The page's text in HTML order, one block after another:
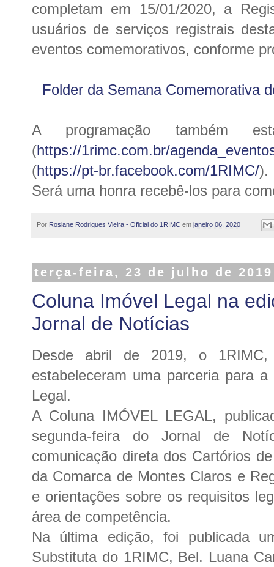
completam em 15/01/2020, a
usuários de serviços registrais
eventos comemorativos, conforme
Folder da Semana Comemorativa
A programação também
(https://1rimc.com.br/
(https://pt-br.facebook.com/1RIMC/).
Será uma honra recebê-los para
Por Rosiane Rodrigues Vieira - Oficial do 1RIMC em janeiro 06, 2020
terça-feira, 23 de julho de 2019
Coluna Imóvel Legal na
Jornal de Notícias
Desde abril de 2019, o
estabeleceram uma parceria para
Legal.
A Coluna IMÓVEL LEGAL,
segunda-feira do Jornal de
comunicação direta dos Cartórios
da Comarca de Montes Claros e
e orientações sobre os requisitos
área de competência.
Na última edição, foi publicada
Substituta do 1RIMC, Bel. Luana